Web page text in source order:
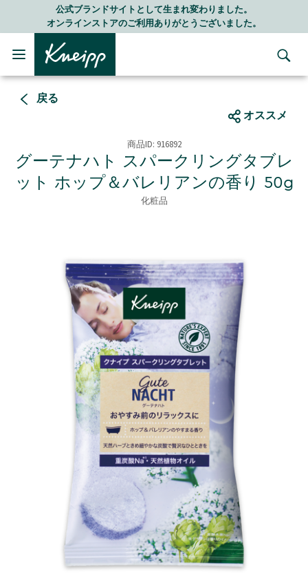
Skip to main content
Skip to footer content
ドサイトとして生まれ変わりました。
トアのご利用ありがとうございました。
戻る
オススメ
商品ID: 916892
グーテナハト スパークリングタブレ
ット ホップ＆バレリアンの香り 50g
化粧品